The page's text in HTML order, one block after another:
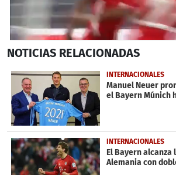
seconds
7
minutes,
seconds
NOTICIAS RELACIONADAS
INTERNACIONALES
Manuel Neuer
el Bayern Múnich
INTERNACIONALES
El Bayern alcanza
Alemania con